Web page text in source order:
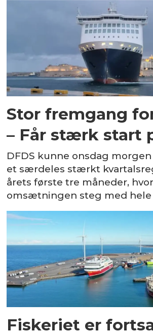
Stor fremgang
– Får stærk start
DFDS kunne onsdag
et særdeles stærkt
årets første tre måneder, hvor
omsætningen steg med hele
Fiskeriet er